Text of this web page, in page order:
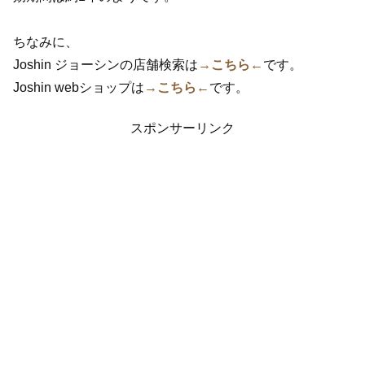
ちなみに、
Joshin ジョーシンの店舗検索は →こちら← です。
Joshin webショップは →こちら← です。
スポンサーリンク